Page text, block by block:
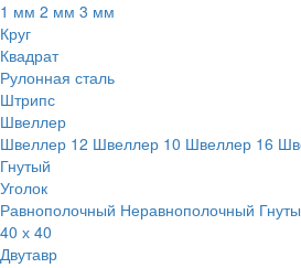
1 мм 2 мм 3 мм
Круг
Квадрат
Рулонная сталь
Штрипс
Швеллер
Швеллер 12 Швеллер 10 Швеллер 16
Гнутый
Уголок
Равнополочный Неравнополочный
40 х 40
Двутавр